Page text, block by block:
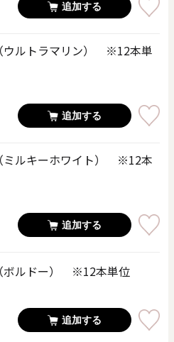
追加する
ウルトラマリン） ※12本単
追加する
ミルキーホワイト） ※12本
追加する
ボルドー） ※12本単位
追加する